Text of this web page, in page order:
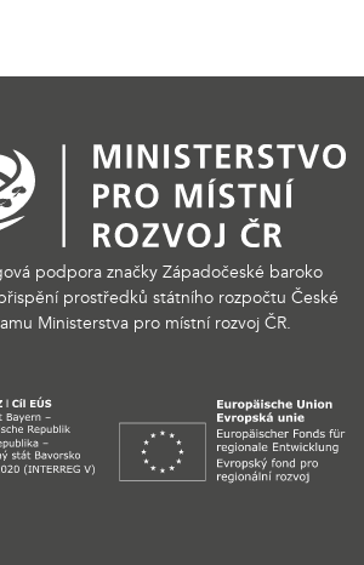
podpora značky Západočeské baroko
prostředků státního rozpočtu České
Ministerstva pro místní rozvoj ČR.